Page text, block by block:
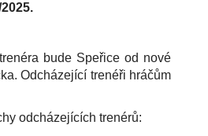
bude Speřice od nové
Odcházející trenéři hráčům
odcházejících trenérů: